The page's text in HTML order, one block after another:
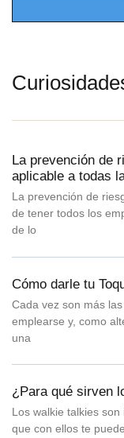
La prevención de
aplicable a todas
La prevención de
de tener todos los
de lo
Cómo darle tu
Cada vez son más
emplearse y, como
una
¿Para qué sirven
Los walkie talkies
que con ellos te